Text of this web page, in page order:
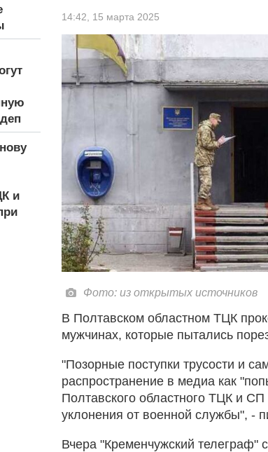
и
14:42, 15 марта 2025
Фото: из открытых источников
В Полтавском областном ТЦК
мужчинах, которые пытались
"Позорные поступки трусости и
распространение в медиа как
Полтавского областного ТЦК и СП
уклонения от военной службы", -
Вчера "Кременчужский